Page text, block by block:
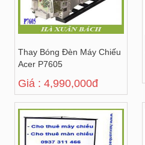
Thay Bóng Đèn Máy Chiếu
Acer P7605
Giá : 4,990,000đ